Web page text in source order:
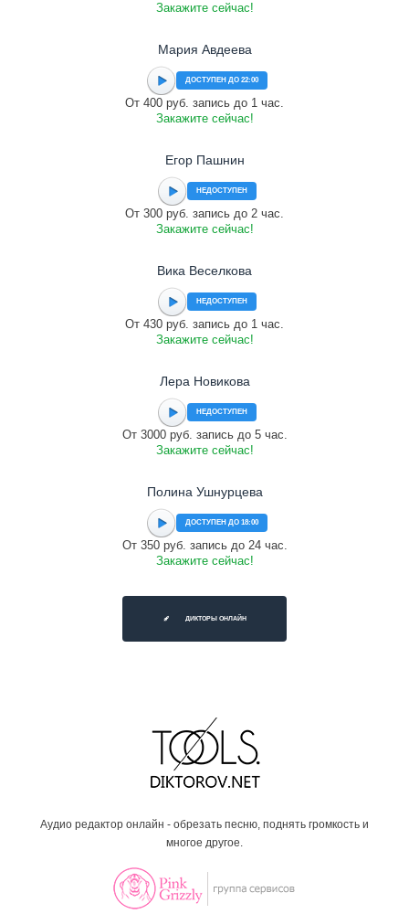
Закажите сейчас!
Мария Авдеева
ДОСТУПЕН ДО 22:00
От 400 руб. запись до 1 час.
Закажите сейчас!
Егор Пашнин
НЕДОСТУПЕН
От 300 руб. запись до 2 час.
Закажите сейчас!
Вика Веселкова
НЕДОСТУПЕН
От 430 руб. запись до 1 час.
Закажите сейчас!
Лера Новикова
НЕДОСТУПЕН
От 3000 руб. запись до 5 час.
Закажите сейчас!
Полина Ушнурцева
ДОСТУПЕН ДО 18:00
От 350 руб. запись до 24 час.
Закажите сейчас!
ДИКТОРЫ ОНЛАЙН
Аудио редактор онлайн - обрезать песню, поднять громкость и
многое другое.